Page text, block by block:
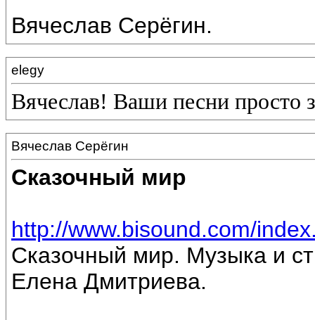
Вячеслав Серёгин.
elegy
Вячеслав! Ваши песни просто
Вячеслав Серёгин
Сказочный мир
http://www.bisound.com/
Сказочный мир. Музыка и
Елена Дмитриева.